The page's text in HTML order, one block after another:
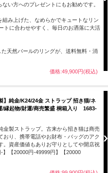
い方へのプレゼントにもお勧めです。
み上げた、なめらかでキュートなリン
トに合わせやすく、毎日のお洒落に大活
天然パールのリングが、送料無料・消
価格:49,900円(税込)
】純金/K24/24金 ストラップ 招き猫/ネ
/縁起物/財運/商売繁盛 桐箱入り 1683-
金製ストラップ。古来から招き猫は商売
おり、携帯電話やお財布・バッグのアク
。資産価値もありお守りとしてや開店祝
】【20000円-49999円】【20000